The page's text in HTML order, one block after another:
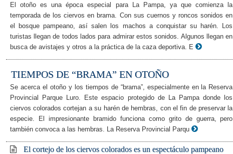
El otoño es una época especial para La Pampa, ya que comienza la
temporada de los ciervos en brama. Con sus cuernos y roncos sonidos en
el bosque pampeano, así salen los machos a conquistar su harén. Los
turistas llegan de todos lados para admirar estos sonidos. Algunos llegan en
busca de avistajes y otros a la práctica de la caza deportiva. E
TIEMPOS DE “BRAMA” EN OTOÑO
Se acerca el otoño y los tiempos de “brama”, especialmente en la Reserva
Provincial Parque Luro. Este espacio protegido de La Pampa donde los
ciervos colorados cortejan a su harén de hembras, con el fin de preservar la
especie. El impresionante bramido funciona como grito de guerra, pero
también convoca a las hembras. La Reserva Provincial Parqu
El cortejo de los ciervos colorados es un espectáculo pampeano